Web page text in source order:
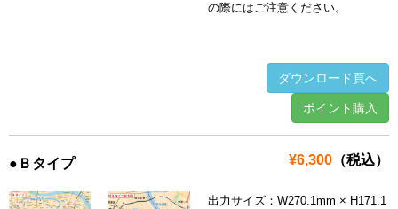
の際にはご注意ください。
ダウンロード頁へ
ポイント購入
¥6,300 （税込）
●Ｂタイプ
出力サイズ：W270.1mm × H171.1